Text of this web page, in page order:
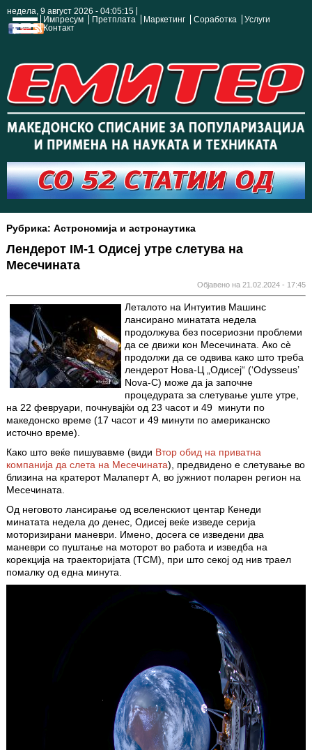
недела, 9 август 2026 - 04:05:16
Импресум
Претплата Маркетинг Соработка
Услуги
Контакт
Рубрика: Астрономија и астронаутика
Лендерот IM-1 Одисеј утре слетува на
Месечината
Објавено на 21.02.2024 - 17:45
Леталото на Интуитив Машинс
лансирано минатата недела
продолжува без посериозни проблеми
да се движи кон Месечината. Ако сè
продолжи да се одвива како што треба
лендерот Нова-Ц „Одисеј“ (‘Odysseus’
Nova-C) може да ја започне
процедурата за слетување уште утре,
на 22 февруари, почнувајќи од 23 часот и 49 минути по
македонско време (17 часот и 49 минути по американско
источно време).
Како што веќе пишувавме (види Втор обид на приватна
компанија да слета на Месечината), предвидено е слетување во
близина на кратерот Малаперт А, во јужниот поларен регион на
Месечината.
Од неговото лансирање од вселенскиот центар Кенеди
минатата недела до денес, Одисеј веќе изведе серија
моторизирани маневри. Имено, досега се изведени два
маневри со пуштање на моторот во работа и изведба на
корекција на траекторијата (TCM), при што секој од нив траел
помалку од една минута.